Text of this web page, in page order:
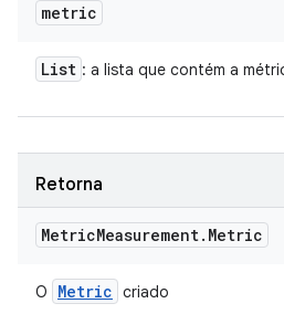
metric
List : a lista que contém a
Retorna
MetricMeasurement. Metric
O Metric criado